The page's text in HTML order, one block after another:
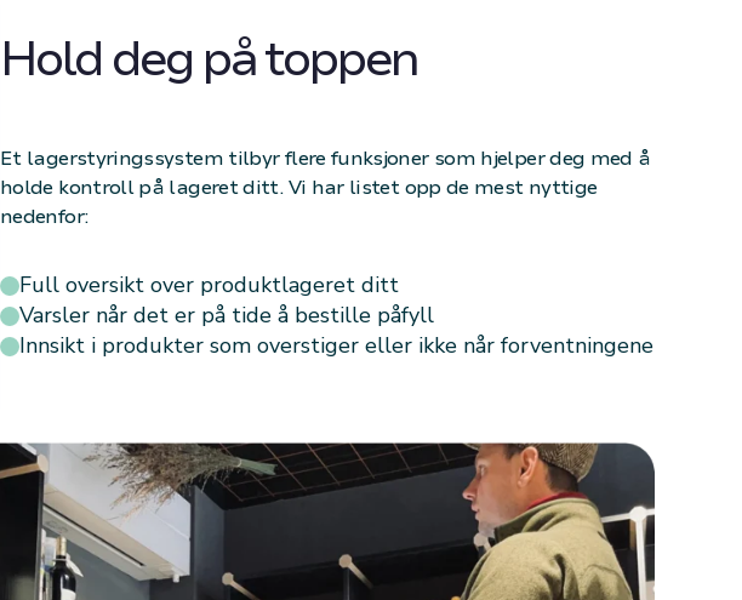
Hold deg på toppen
Et lagerstyringssystem tilbyr flere funksjoner som hjelper deg med å
holde kontroll på lageret ditt. Vi har listet opp de mest nyttige
nedenfor:
Full oversikt over produktlageret ditt
Varsler når det er på tide å bestille påfyll
Innsikt i produkter som overstiger eller ikke når forventningene